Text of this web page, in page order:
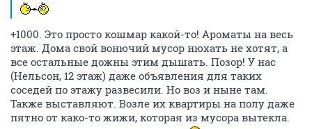
+1000. Это просто кошмар какой-то! Ароматы на весь
этаж. Дома свой вонючий мусор нюхать не хотят, а
все остальные дожны этим дышать. Позор! У нас
(Нельсон, 12 этаж) даже объявления для таких
соседей по этажу развесили. Но воз и ныне там.
Также выставляют. Возле их квартиры на полу даже
пятно от како-то жижи, которая из мусора вытекла.